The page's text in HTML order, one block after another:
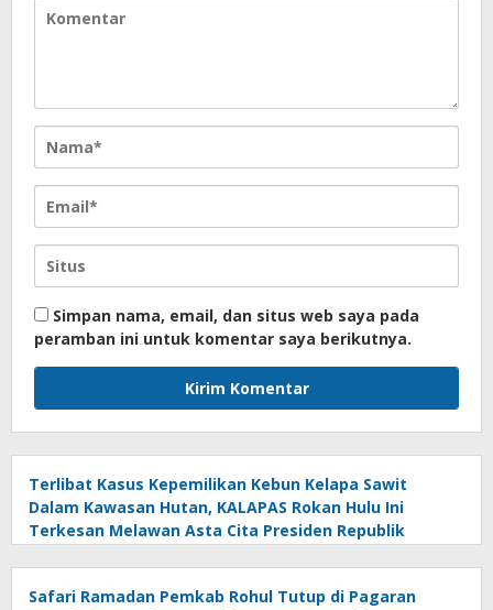
Simpan nama, email, dan situs web saya pada
peramban ini untuk komentar saya berikutnya.
Terlibat Kasus Kepemilikan Kebun Kelapa Sawit
Dalam Kawasan Hutan, KALAPAS Rokan Hulu Ini
Terkesan Melawan Asta Cita Presiden Republik
Safari Ramadan Pemkab Rohul Tutup di Pagaran